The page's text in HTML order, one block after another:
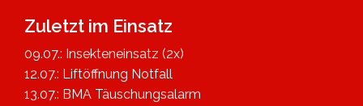
Zuletzt im Einsatz
09.07.: Insekteneinsatz (2x)
12.07.: Liftöffnung Notfall
13.07.: BMA Täuschungsalarm